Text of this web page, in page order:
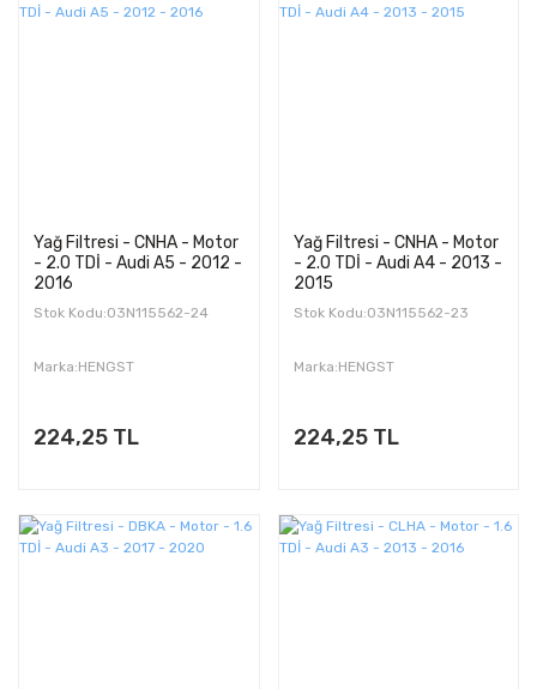
Yağ Filtresi - CNHA - Motor
- 2.0 TDİ - Audi A5 - 2012 -
2016
Stok Kodu:03N115562-24
Marka:HENGST
224,25 TL
Yağ Filtresi - CNHA - Motor
- 2.0 TDİ - Audi A4 - 2013 -
2015
Stok Kodu:03N115562-23
Marka:HENGST
224,25 TL